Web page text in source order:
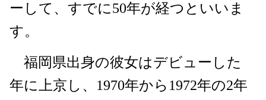
ーして、すでに50年が経つといいま
す。
福岡県出身の彼女はデビューした
年に上京し、1970年から1972年の2年